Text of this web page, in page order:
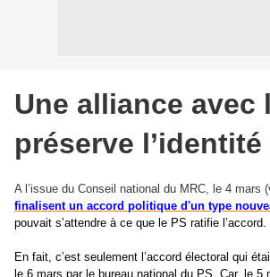
Une alliance avec
préserve l’identité
A l’issue du Conseil national du MRC, le 4 mars
finalisent un accord politique d'un type
pouvait s’attendre à ce que le PS ratifie l’accord.
En fait, c’est seulement l’accord électoral qui
le 6 mars par le bureau national du PS. Car, le 5